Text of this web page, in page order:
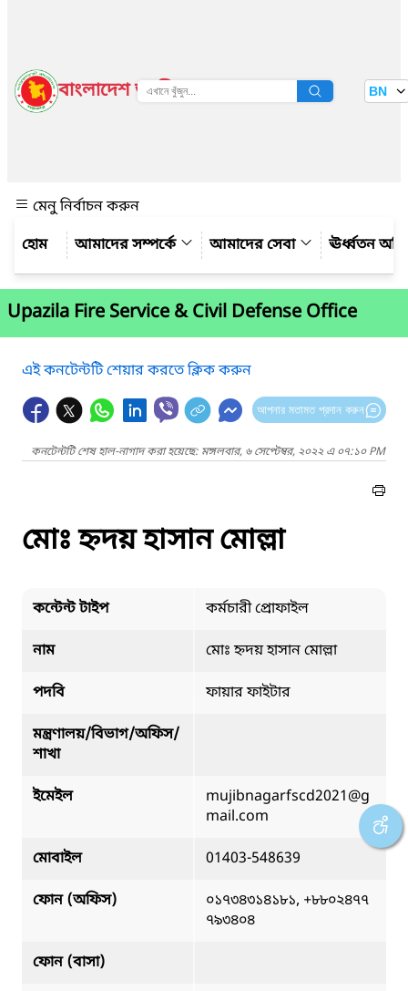
বাংলাদেশ জাতীয় তথ্য বাতায়ন BN
মেনু নির্বাচন করুন
আমাদের সম্পর্কে
আমাদের সেবা ঊর্ধ্বতন
Upazila Fire Service & Civil Defense Office
এই কনটেন্টটি শেয়ার করতে ক্লিক করুন
আপনার মতামত প্রদান করুন
কনটেন্টটি শেষ হাল-নাগাদ করা হয়েছে: মঙ্গলবার, ৬ সেপ্টেম্বর, ২০২২ এ ০৭:১০ PM
মোঃ হ্নদয় হাসান মোল্লা
কন্টেন্ট টাইপ কর্মচারী প্রোফাইল
নাম মোঃ হ্নদয় হাসান মোল্লা
পদবি ফায়ার ফাইটার
মন্ত্রণালয়/বিভাগ/অফিস/
শাখা
ইমেইল
mujibnagarfscd2021@g
mail.com
মোবাইল 01403-548639
ফোন (অফিস)
০১৭৩৪৩১৪১৮১, +৮৮০২৪৭৭
৭৯৩৪০৪
ফোন (বাসা)